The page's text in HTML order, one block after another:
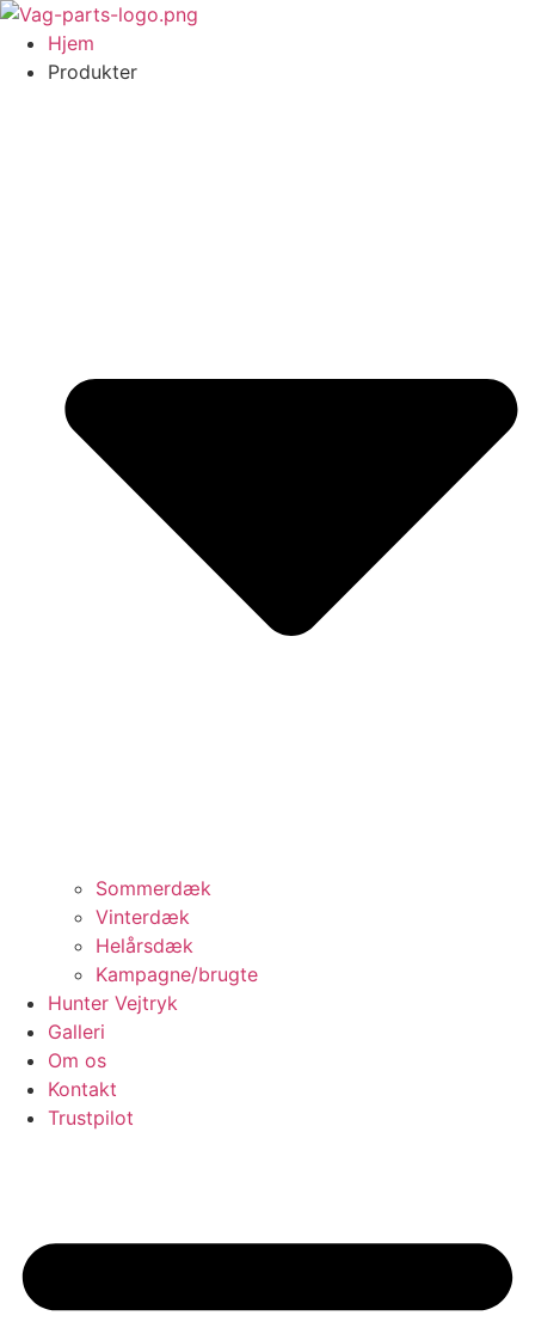
Videre
indhold
Hjem
Produkter
Sommerdæk
Vinterdæk
Helårsdæk
Kampagne/brugte
Hunter Vejtryk
Galleri
Om os
Kontakt
Trustpilot